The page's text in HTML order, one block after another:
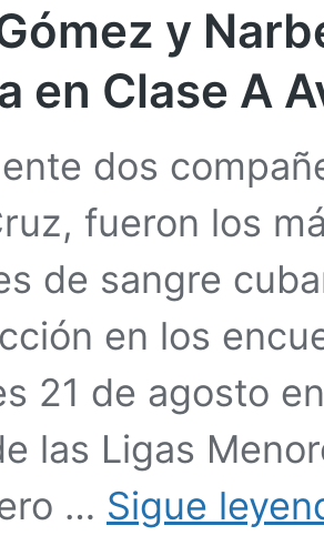
y
en Clase A
dos
fueron los
de sangre
en los
21 de agosto
las Ligas
… Sigue